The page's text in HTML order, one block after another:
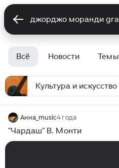
Всё Новости Темы
Культура и искусство
Анна_music4 года
"Чардаш" В. Монти